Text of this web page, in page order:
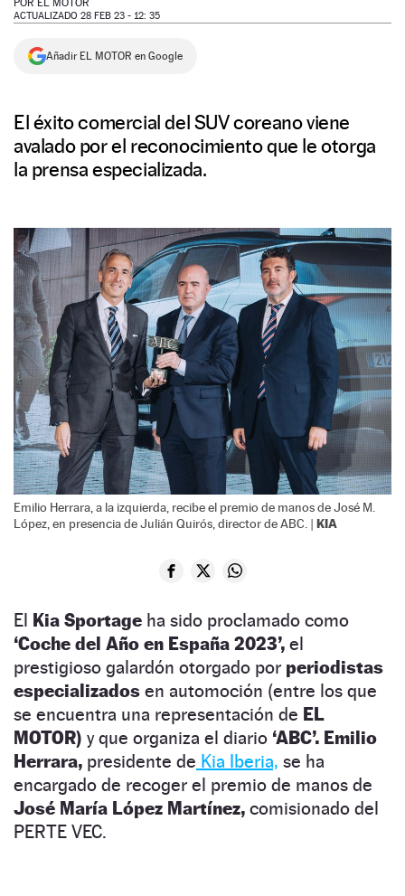
NEWSLETTER
POR EL MOTOR
ACTUALIZADO 28 FEB 23 - 12: 35
Añadir EL MOTOR en Google
El éxito comercial del SUV coreano viene
avalado por el reconocimiento que le otorga
la prensa especializada.
Emilio Herrara, a la izquierda, recibe el premio de manos de José M.
López, en presencia de Julián Quirós, director de ABC. | KIA
El Kia Sportage ha sido proclamado como
‘Coche del Año en España 2023’, el
prestigioso galardón otorgado por periodistas
especializados en automoción (entre los que
se encuentra una representación de EL
MOTOR) y que organiza el diario ‘ABC’. Emilio
Herrara, presidente de Kia Iberia, se ha
encargado de recoger el premio de manos de
José María López Martínez, comisionado del
PERTE VEC.